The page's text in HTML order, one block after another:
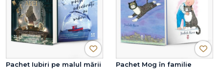
Pachet Iubiri pe malul mării Pachet Mog în familie